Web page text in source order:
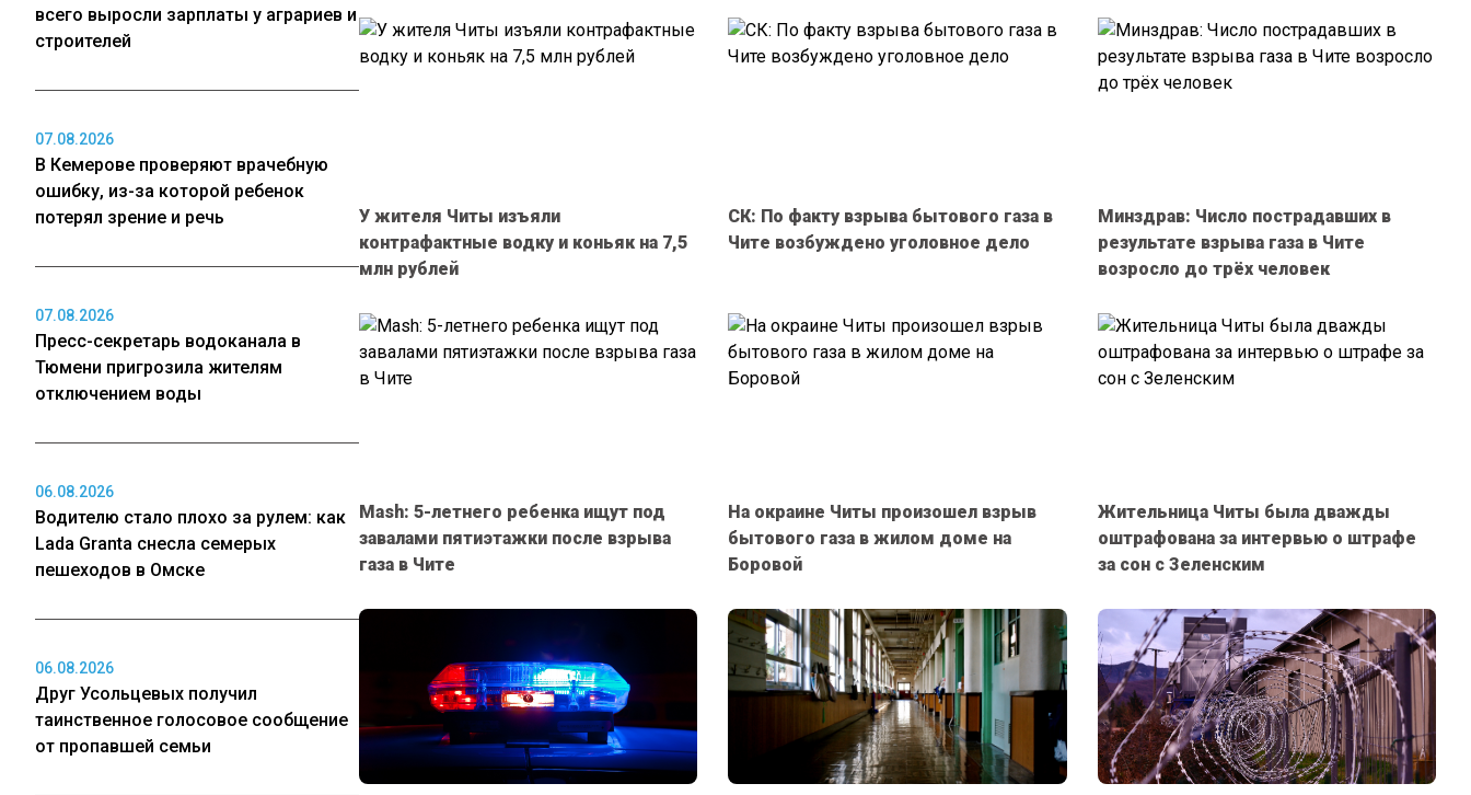
всего выросли зарплаты у аграриев и
строителей
07.08.2026
В Кемерове проверяют врачебную
ошибку, из-за которой ребенок
потерял зрение и речь
07.08.2026
Пресс-секретарь водоканала в
Тюмени пригрозила жителям
отключением воды
06.08.2026
Водителю стало плохо за рулем: как
Lada Granta снесла семерых
пешеходов в Омске
06.08.2026
Друг Усольцевых получил
таинственное голосовое сообщение
от пропавшей семьи
У жителя Читы изъяли
контрафактные водку и коньяк на 7,5
млн рублей
СК: По факту взрыва бытового газа в
Чите возбуждено уголовное дело
Минздрав: Число пострадавших в
результате взрыва газа в Чите
возросло до трёх человек
Mash: 5-летнего ребенка ищут под
завалами пятиэтажки после взрыва
газа в Чите
На окраине Читы произошел взрыв
бытового газа в жилом доме на
Боровой
Жительница Читы была дважды
оштрафована за интервью о штрафе
за сон с Зеленским